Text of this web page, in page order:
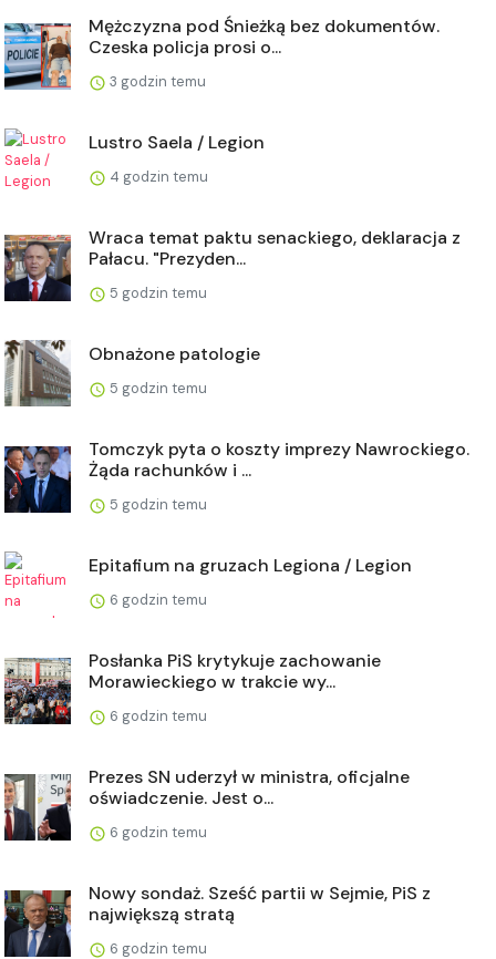
Mężczyzna pod Śnieżką bez dokumentów.
Czeska policja prosi o...
3 godzin temu
Lustro Saela / Legion
4 godzin temu
Wraca temat paktu senackiego, deklaracja z
Pałacu. "Prezyden...
5 godzin temu
Obnażone patologie
5 godzin temu
Tomczyk pyta o koszty imprezy Nawrockiego.
Żąda rachunków i ...
5 godzin temu
Epitafium na gruzach Legiona / Legion
6 godzin temu
Posłanka PiS krytykuje zachowanie
Morawieckiego w trakcie wy...
6 godzin temu
Prezes SN uderzył w ministra, oficjalne
oświadczenie. Jest o...
6 godzin temu
Nowy sondaż. Sześć partii w Sejmie, PiS z
największą stratą
6 godzin temu